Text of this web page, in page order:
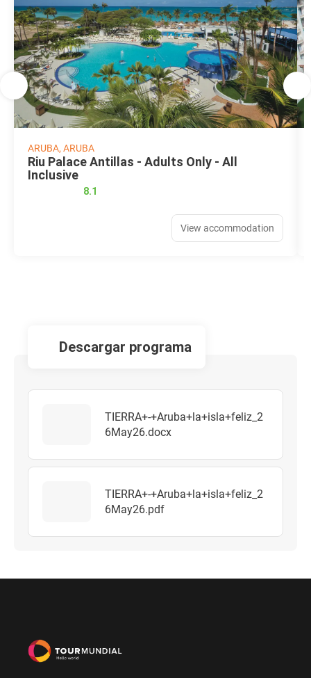
ARUBA, ARUBA
Riu Palace Antillas - Adults Only - All
Inclusive
8.1
View accommodation
descargar programa
TIERRA+-+Aruba+la+isla+feliz_2
6May26.docx
TIERRA+-+Aruba+la+isla+feliz_2
6May26.pdf